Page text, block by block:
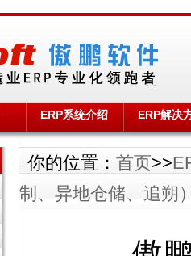
ERP系统介绍 ERP解决
你的位置： 首页>>
制、异地仓储、追朔